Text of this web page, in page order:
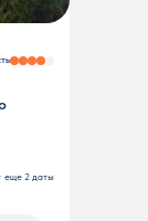
еще 2 даты